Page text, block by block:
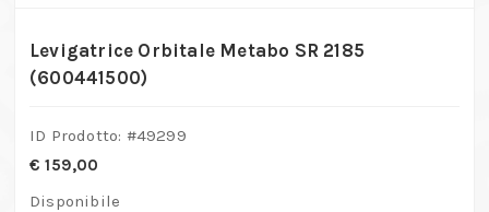
Levigatrice Orbitale Metabo SR 2185
(600441500)
ID Prodotto: #49299
€ 159,00
Disponibile